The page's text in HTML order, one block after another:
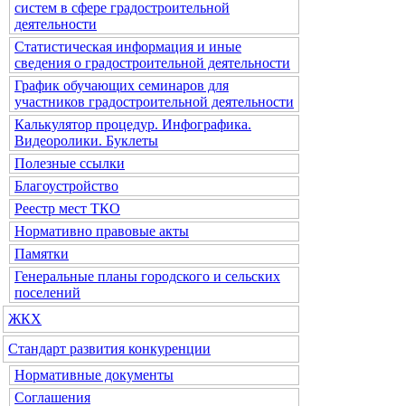
систем в сфере градостроительной
деятельности
Статистическая информация и иные
сведения о градостроительной деятельности
График обучающих семинаров для
участников градостроительной деятельности
Калькулятор процедур. Инфографика.
Видеоролики. Буклеты
Полезные ссылки
Благоустройство
Реестр мест ТКО
Нормативно правовые акты
Памятки
Генеральные планы городского и сельских
поселений
ЖКХ
Стандарт развития конкуренции
Нормативные документы
Соглашения